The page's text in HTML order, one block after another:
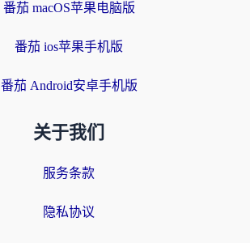
番茄 macOS苹果电脑版
番茄 ios苹果手机版
番茄 Android安卓手机版
关于我们
服务条款
隐私协议